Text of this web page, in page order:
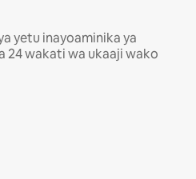
yetu inayoaminika ya
24 wakati wa ukaaji wako